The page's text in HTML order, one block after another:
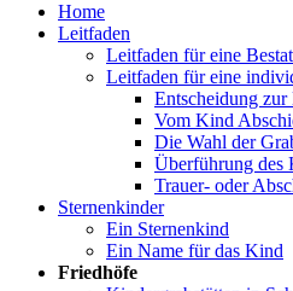
Home
Leitfaden
Leitfaden für eine
Leitfaden für eine
Entscheidung zur
Vom Kind
Die Wahl der
Überführung des
Trauer- oder
Sternenkinder
Ein Sternenkind
Ein Name für das Kind
Friedhöfe